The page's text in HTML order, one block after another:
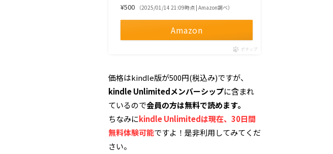
¥500 （2025/01/14 21:09時点 | Amazon調べ）
Amazon
ポチップ
価格はkindle版が500円(税込み)ですが、
kindle Unlimitedメンバーシップに含まれ
ているので会員の方は無料で読めます。
ちなみにkindle Unlimitedは現在、30日間
無料体験可能ですよ！是非利用してみてくだ
さい。